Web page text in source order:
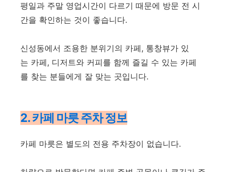
평일과 주말 영업시간이 다르기 때문에 방문 전 시
간을 확인하는 것이 좋습니다.
신성동에서 조용한 분위기의 카페, 통창뷰가 있
는 카페, 디저트와 커피를 함께 즐길 수 있는 카페
를 찾는 분들에게 잘 맞는 곳입니다.
2. 카페 마릇 주차 정보
카페 마릇은 별도의 전용 주차장이 없습니다.